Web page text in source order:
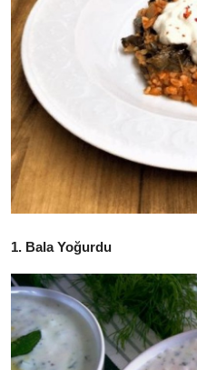
Gıda Güvenliği & Sağlık
İçecek Kültürü & Rehberleri
Popüler Kültür & Mutfak
Mutfak Temizliği & Pratik
Anne & Bebek Beslenmesi
Yemek Tarifleri & Menüler
1. Bala Yoğurdu